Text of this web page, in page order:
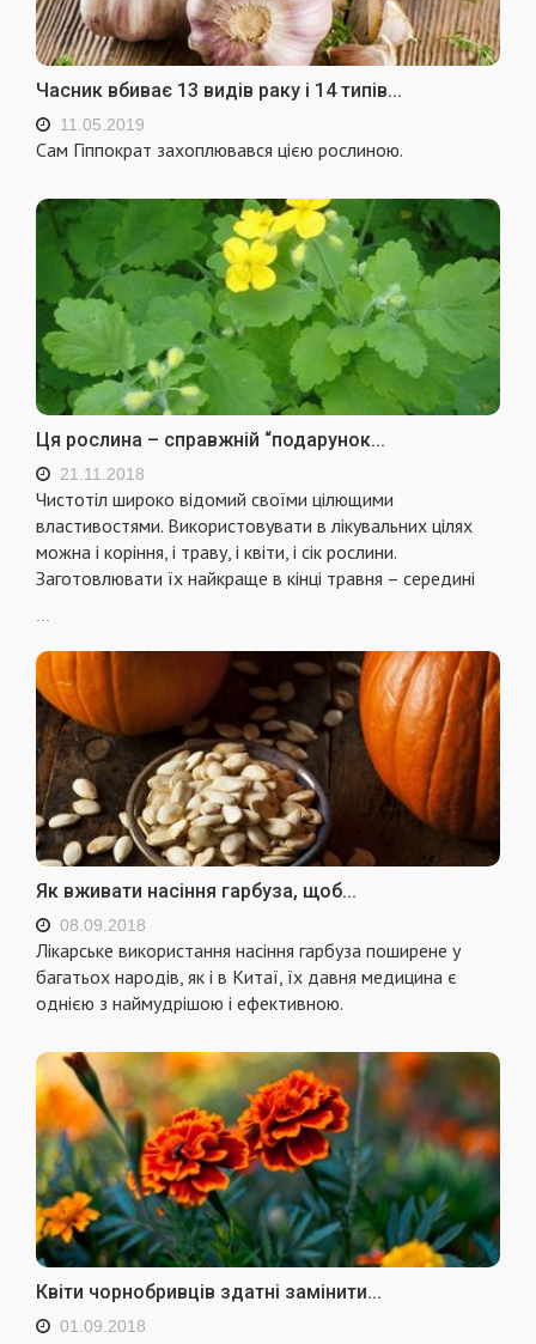
Часник вбиває 13 видів раку і 14 типів...
11.05.2019
Сам Гіппократ захоплювався цією рослиною.
Ця рослина – справжній “подарунок...
21.11.2018
Чистотіл широко відомий своїми цілющими
властивостями. Використовувати в лікувальних цілях
можна і коріння, і траву, і квіти, і сік рослини.
Заготовлювати їх найкраще в кінці травня – середині
Як вживати насіння гарбуза, щоб...
08.09.2018
Лікарське використання насіння гарбуза поширене у
багатьох народів, як і в Китаї, їх давня медицина є
однією з наймудрішою і ефективною.
Квіти чорнобривців здатні замінити...
01.09.2018